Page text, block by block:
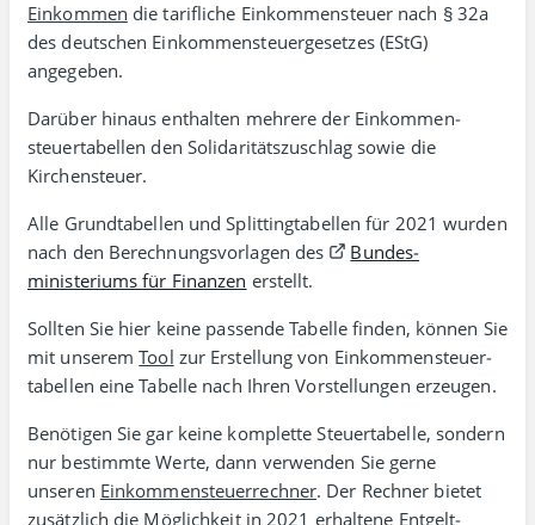
Einkommen die tarif­liche Einkommen­steuer nach § 32a
des deut­schen Einkommen­steuer­gesetzes (EStG)
angegeben.
Darüber hinaus enthalten mehrere der Einkommen­
steuer­tabellen den Soli­da­ritäts­zuschlag sowie die
Kirchen­steuer.
Alle Grundtabellen und Splitting­tabellen für 2021 wurden
nach den Berechnungs­vorlagen des
Bundes­
ministeriums für Finanzen erstellt.
Sollten Sie hier keine passende Tabelle finden, können Sie
mit unseremTool zur Erstellung von Einkommen­steuer­
tabellen eine Tabelle nach Ihren Vorstellungen erzeugen.
Benötigen Sie gar keine komplette Steuer­tabelle, sondern
nur bestimmte Werte, dann verwenden Sie gerne
unseren Einkommensteuerrechner. Der Rechner bietet
zusätz­lich die Mög­lich­keit in 2021 erhaltene Entgelt­